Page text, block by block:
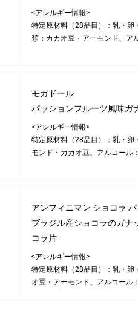
<アレルギー情報>
特定原材料（28品目）：乳・卵
類：カカオ豆・アーモンド、ア
モガドール
パッションフルーツ風味ガ
<アレルギー情報>
特定原材料（28品目）：乳・卵
モンド・カカオ豆、アルコール
アンフィニマン ショコラ
ブラジル産ショコラのガナ
コラ片
<アレルギー情報>
特定原材料（28品目）：乳・卵
オ豆・アーモンド、アルコール